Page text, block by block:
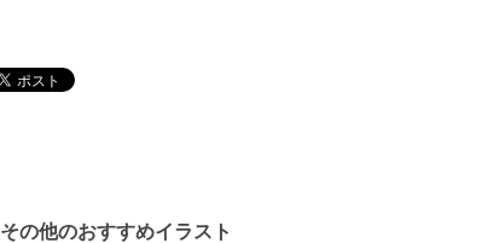
その他のおすすめイラスト